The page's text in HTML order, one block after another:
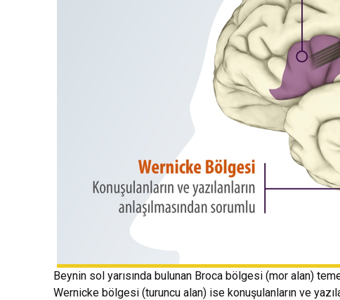
Beynin sol yarısında bulunan Broca bölgesi (mor alan)
Wernicke bölgesi (turuncu alan) ise konuşulanların ve